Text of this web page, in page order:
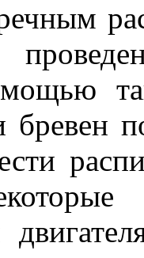
бревен